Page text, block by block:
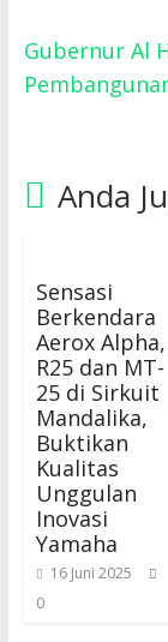
Gubernur Al
Anda
Sensasi
Berkendara
Aerox Alpha,
R25 dan MT-
25 di Sirkuit
Mandalika,
Buktikan
Kualitas
Unggulan
Inovasi
Yamaha
16 Juni 2025
0